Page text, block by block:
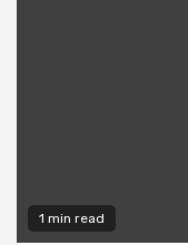
1 min read